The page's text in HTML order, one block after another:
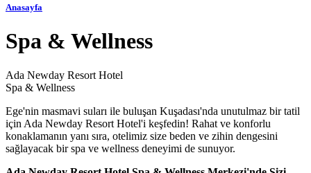
Anasayfa
Spa & Wellness
Ada Newday Resort Hotel
Spa & Wellness
Ege'nin masmavi suları ile buluşan Kuşadası'nda unutulmaz bir tatil
için Ada Newday Resort Hotel'i keşfedin! Rahat ve konforlu
konaklamanın yanı sıra, otelimiz size beden ve zihin dengesini
sağlayacak bir spa ve wellness deneyimi de sunuyor.